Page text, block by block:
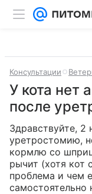
Консультации
У кота нет
после
Здравствуйте, 2
уретростомию,
кормлю со
рычит (хотя кот
проблема и чем
самостоятельно